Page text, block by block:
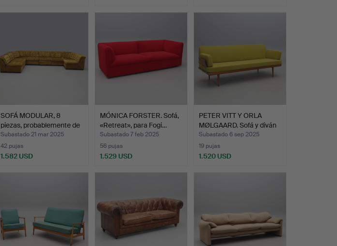
SOFÁ MODULAR, 8
piezas, probablemente de
l…
Subastado 21 mar 2025
42 pujas
1.582 USD
MÓNICA FORSTER. Sofá,
«Retreat», para Fogi…
Subastado 7 feb 2025
56 pujas
1.529 USD
PETER VITT Y ORLA
MØLGAARD. Sofá y diván
«…
Subastado 6 sep 2025
19 pujas
1.520 USD